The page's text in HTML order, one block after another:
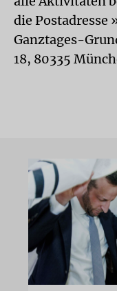
die Postadresse
Ganztages-
18, 80335